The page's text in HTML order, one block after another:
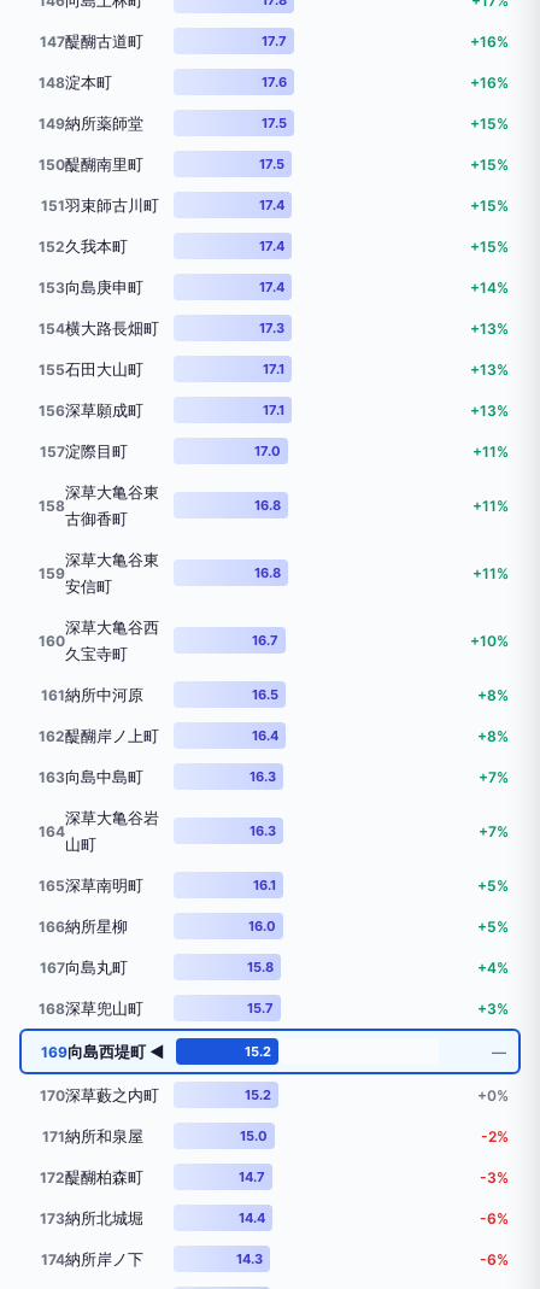
147醍醐古道町 17.7 +16%
148淀本町 17.6 +16%
149納所薬師堂 17.5 +15%
150醍醐南里町 17.5 +15%
151羽束師古川町 17.4 +15%
152久我本町 17.4 +15%
153向島庚申町 17.4 +14%
154横大路長畑町 17.3 +13%
155石田大山町 17.1 +13%
156深草願成町 17.1 +13%
157淀際目町 17.0 +11%
158
深草大亀谷東
古御香町
16.8 +11%
159
深草大亀谷東
安信町
16.8 +11%
160
深草大亀谷西
久宝寺町
16.7 +10%
161納所中河原 16.5 +8%
162醍醐岸ノ上町 16.4 +8%
163向島中島町 16.3 +7%
164
深草大亀谷岩
山町
16.3 +7%
165深草南明町 16.1 +5%
166納所星柳 16.0 +5%
167向島丸町 15.8 +4%
168深草兜山町 15.7 +3%
169向島西堤町 ◀ 15.2 ―
170深草藪之内町 15.2 +0%
171納所和泉屋 15.0 -2%
172醍醐柏森町 14.7 -3%
173納所北城堀 14.4 -6%
174納所岸ノ下 14.3 -6%